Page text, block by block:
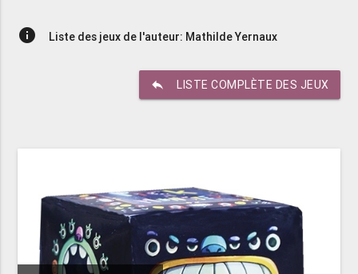
info Liste des jeux de l'auteur: Mathilde Yernaux
reply LISTE COMPLÈTE DES JEUX